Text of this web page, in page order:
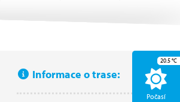
Informace o trase:
Počasí
20.5°C